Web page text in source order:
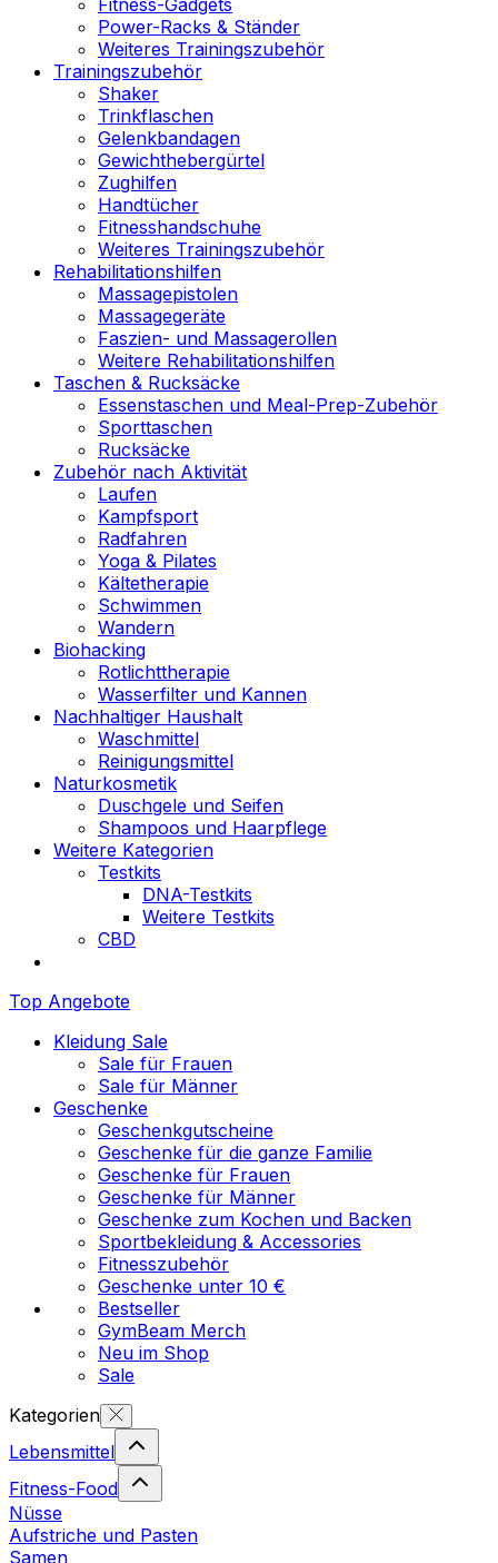
Power-Racks & Ständer
Weiteres Trainingszubehör
Trainingszubehör
Shaker
Trinkflaschen
Gelenkbandagen
Gewichthebergürtel
Zughilfen
Handtücher
Fitnesshandschuhe
Weiteres Trainingszubehör
Rehabilitationshilfen
Massagepistolen
Massagegeräte
Faszien- und Massagerollen
Weitere Rehabilitationshilfen
Taschen & Rucksäcke
Essenstaschen und Meal-Prep-Zubehör
Sporttaschen
Rucksäcke
Zubehör nach Aktivität
Laufen
Kampfsport
Radfahren
Yoga & Pilates
Kältetherapie
Schwimmen
Wandern
Biohacking
Rotlichttherapie
Wasserfilter und Kannen
Nachhaltiger Haushalt
Waschmittel
Reinigungsmittel
Naturkosmetik
Duschgele und Seifen
Shampoos und Haarpflege
Weitere Kategorien
Testkits
DNA-Testkits
Weitere Testkits
CBD
Top Angebote
Kleidung Sale
Sale für Frauen
Sale für Männer
Geschenke
Geschenkgutscheine
Geschenke für die ganze Familie
Geschenke für Frauen
Geschenke für Männer
Geschenke zum Kochen und Backen
Sportbekleidung & Accessories
Fitnesszubehör
Geschenke unter 10 €
Bestseller
GymBeam Merch
Neu im Shop
Sale
Kategorien
Lebensmittel
Fitness-Food
Nüsse
Aufstriche und Pasten
Samen